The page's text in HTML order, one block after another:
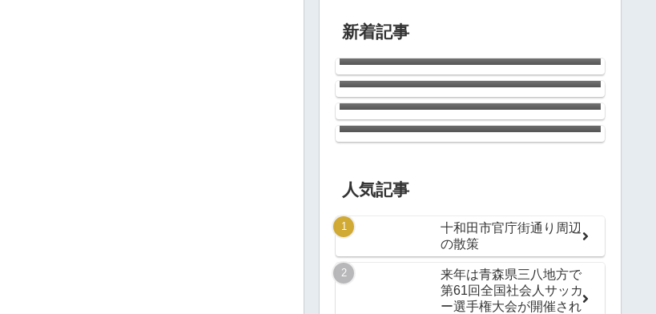
新着記事
南郷のひまわり
ウニの季節がやってきた！
店長お気に入りのラーメン屋さんが
ドーナッツ（ハンバーガーもあり）
のお店に変わっていた件
人気記事
十和田市官庁街通り周辺
の散策
来年は青森県三八地方で
第61回全国社会人サッカ
ー選手権大会が開催され